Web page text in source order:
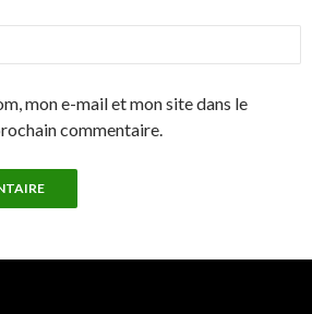
mon e-mail et mon site dans le
commentaire.